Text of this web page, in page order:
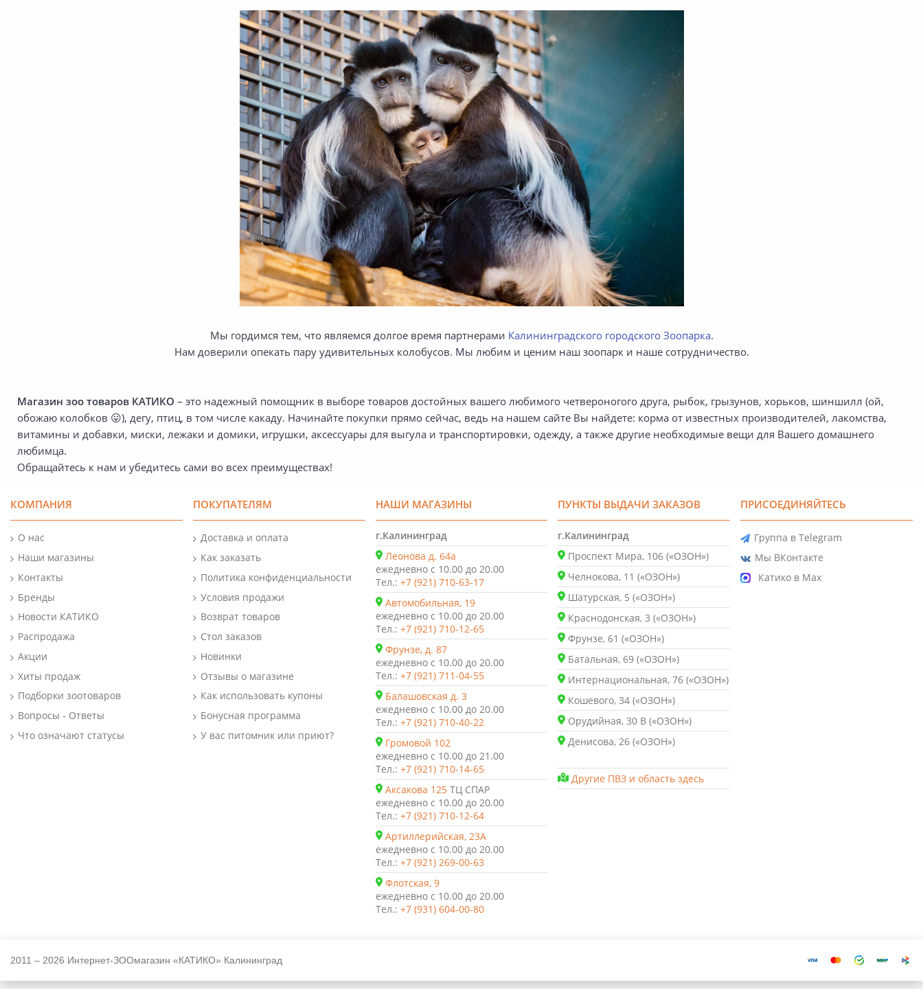
Мы гордимся тем, что являемся долгое время партнерами Калининградского городского Зоопарка.
Нам доверили опекать пару удивительных колобусов. Мы любим и ценим наш зоопарк и наше сотрудничество.
Магазин зоо товаров КАТИКО – это надежный помощник в выборе товаров достойных вашего любимого четвероногого друга, рыбок, грызунов, хорьков, шиншилл (ой,
обожаю колобков 😛), дегу, птиц, в том числе какаду. Начинайте покупки прямо сейчас, ведь на нашем сайте Вы найдете: корма от известных производителей, лакомства,
витамины и добавки, миски, лежаки и домики, игрушки, аксессуары для выгула и транспортировки, одежду, а также другие необходимые вещи для Вашего домашнего
любимца.
Обращайтесь к нам и убедитесь сами во всех преимуществах!
КОМПАНИЯ
О нас
Наши магазины
Контакты
Бренды
Новости КАТИКО
Распродажа
Акции
Хиты продаж
Подборки зоотоваров
Вопросы - Ответы
Что означают статусы
ПОКУПАТЕЛЯМ
Доставка и оплата
Как заказать
Политика конфиденциальности
Условия продажи
Возврат товаров
Стол заказов
Новинки
Отзывы о магазине
Как использовать купоны
Бонусная программа
У вас питомник или приют?
НАШИ МАГАЗИНЫ
г.Калининград
Леонова д. 64а
ежедневно с 10.00 до 20.00
Тел.: +7 (921) 710-63-17
Автомобильная, 19
ежедневно с 10.00 до 20.00
Тел.: +7 (921) 710-12-65
Фрунзе, д. 87
ежедневно с 10.00 до 20.00
Тел.: +7 (921) 711-04-55
Балашовская д. 3
ежедневно с 10.00 до 20.00
Тел.: +7 (921) 710-40-22
Громовой 102
ежедневно с 10.00 до 21.00
Тел.: +7 (921) 710-14-65
Аксакова 125 ТЦ СПАР
ежедневно с 10.00 до 20.00
Тел.: +7 (921) 710-12-64
Артиллерийская, 23А
ежедневно с 10.00 до 20.00
Тел.: +7 (921) 269-00-63
Флотская, 9
ежедневно с 10.00 до 20.00
Тел.: +7 (931) 604-00-80
ПУНКТЫ ВЫДАЧИ ЗАКАЗОВ
г.Калининград
Проспект Мира, 106 («ОЗОН»)
Челнокова, 11 («ОЗОН»)
Шатурская, 5 («ОЗОН»)
Краснодонская, 3 («ОЗОН»)
Фрунзе, 61 («ОЗОН»)
Батальная, 69 («ОЗОН»)
Интернациональная, 76 («ОЗОН»)
Кошевого, 34 («ОЗОН»)
Орудийная, 30 В («ОЗОН»)
Денисова, 26 («ОЗОН»)
Другие ПВЗ и область здесь
ПРИСОЕДИНЯЙТЕСЬ
Группа в Telegram
Мы ВКонтакте
Катико в Max
2011 – 2026 Интернет-ЗООмагазин «КАТИКО» Калининград